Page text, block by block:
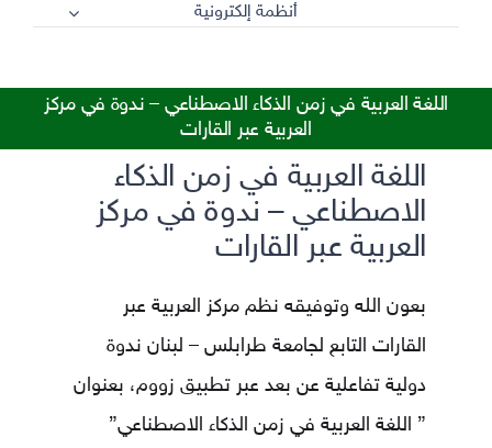
أنظمة إلكترونية
اللغة العربية في زمن الذكاء الاصطناعي – ندوة في مركز
العربية عبر القارات
اللغة العربية في زمن الذكاء
الاصطناعي – ندوة في مركز
العربية عبر القارات
بعون الله وتوفيقه نظم مركز العربية عبر
القارات التابع لجامعة طرابلس – لبنان ندوة
دولية تفاعلية عن بعد عبر تطبيق زووم، بعنوان
” اللغة العربية في زمن الذكاء الاصطناعي”